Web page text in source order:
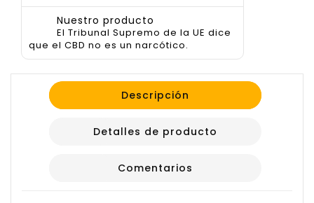
Nuestro producto
El Tribunal Supremo de la UE dice
que el CBD no es un narcótico.
Descripción
Detalles de producto
Comentarios